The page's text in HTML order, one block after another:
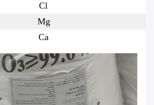
Cl
Mg
Ca